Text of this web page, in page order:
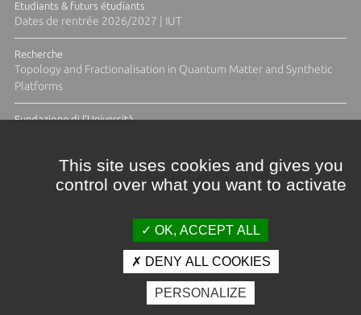
Etudiants & futurs étudiants
Dates de rentrée 2026/2027 | IUT
Recherche
Topology and Fractionalisation in Quantum Matter and Synthetic
Platforms
Fundazione di l'Università
Crédits et mentions légales
Espace presse
Photothèque
This site uses cookies and gives you
control over what you want to activate
OK, ACCEPT ALL
DENY ALL COOKIES
PERSONALIZE